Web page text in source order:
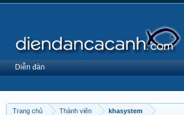
Trang chủ Thành viên khasystem
Diễn đàn